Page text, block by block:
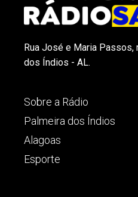
Rua José e Maria Passos,
dos Índios - AL.
Sobre a Rádio
Palmeira dos Índios
Alagoas
Esporte